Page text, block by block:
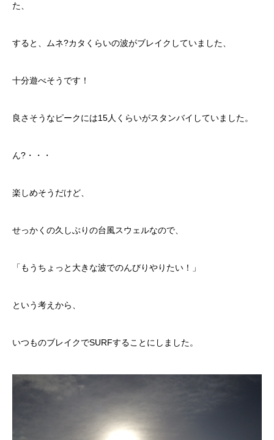
た、
すると、ムネ?カタくらいの波がブレイクしていました、
十分遊べそうです！
良さそうなピークには15人くらいがスタンバイしていました。
ん?・・・
楽しめそうだけど、
せっかくの久しぶりの台風スウェルなので、
「もうちょっと大きな波でのんびりやりたい！」
という考えから、
いつものブレイクでSURFすることにしました。